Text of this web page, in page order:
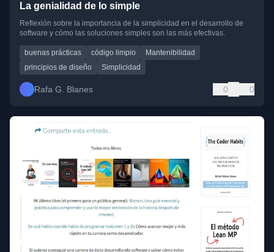
La genialidad de lo simple
Reflexión sobre la importancia de la simplicidad en el desarrollo de
software y cómo las soluciones simples son las más efectivas.
buenas prácticas código limpio
Mantenibilidad
principios de diseño
Simplicidad
Rafa G. Blanes 0 0